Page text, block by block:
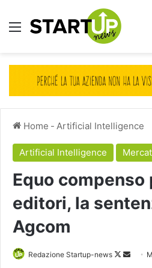
Menu
Home - Artificial Intelligence
Artificial Intelligence
Equo compenso
editori, la
Agcom
Redazione Startup-news
Follow
Invia